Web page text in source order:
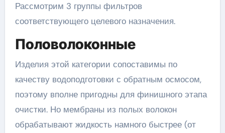
Рассмотрим 3 группы фильтров
соответствующего целевого назначения.
Половолоконные
Изделия этой категории сопоставимы по
качеству водоподготовки с обратным осмосом,
поэтому вполне пригодны для финишного этапа
очистки. Но мембраны из полых волокон
обрабатывают жидкость намного быстрее (от